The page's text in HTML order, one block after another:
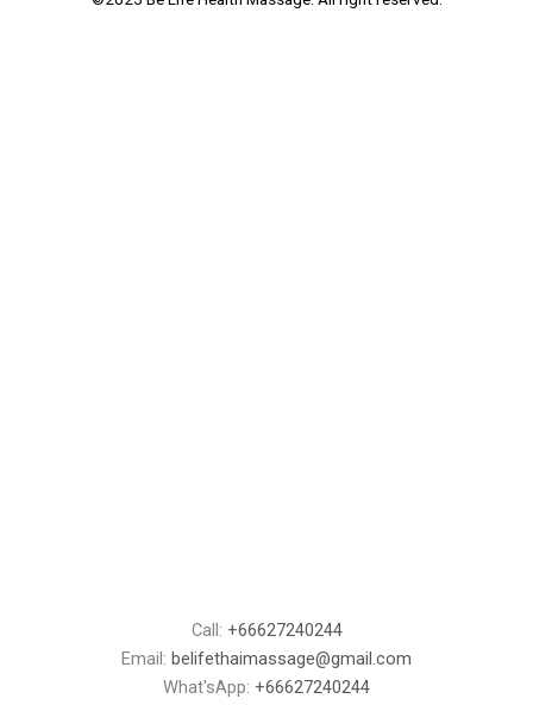
Call: +66627240244
Email: belifethaimassage@gmail.com
What'sApp: +66627240244